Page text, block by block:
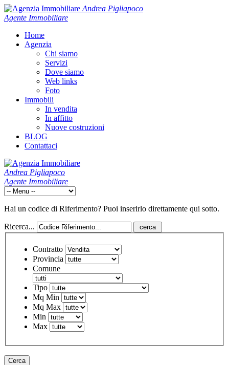
Andrea Pigliapoco
Agente Immobiliare
Home
Agenzia
Chi siamo
Servizi
Dove siamo
Web links
Foto
Immobili
In vendita
In affitto
Nuove costruzioni
BLOG
Contattaci
Andrea Pigliapoco
Agente Immobiliare
Hai un codice di Riferimento? Puoi inserirlo direttamente qui sotto.
Ricerca...
Contratto
Provincia
Comune
Tipo
Mq Min
Mq Max
Min
Max
Cerca